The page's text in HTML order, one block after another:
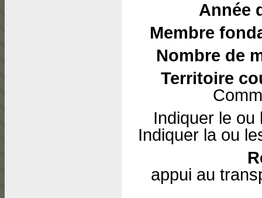
Année
Membre
Nombre de
Territoire
Indiquer le ou
Indiquer la ou
appui au